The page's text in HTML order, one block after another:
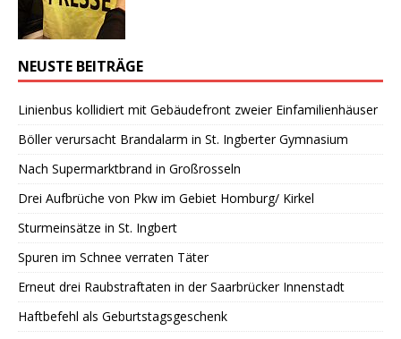
NEUSTE BEITRÄGE
Linienbus kollidiert mit Gebäudefront zweier Einfamilienhäuser
Böller verursacht Brandalarm in St. Ingberter Gymnasium
Nach Supermarktbrand in Großrosseln
Drei Aufbrüche von Pkw im Gebiet Homburg/ Kirkel
Sturmeinsätze in St. Ingbert
Spuren im Schnee verraten Täter
Erneut drei Raubstraftaten in der Saarbrücker Innenstadt
Haftbefehl als Geburtstagsgeschenk